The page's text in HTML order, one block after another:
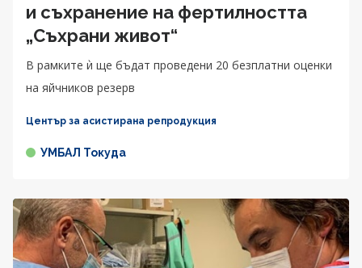
и съхранение на фертилността
„Съхрани живот“
В рамките ѝ ще бъдат проведени 20 безплатни оценки
на яйчников резерв
Център за асистирана репродукция
УМБАЛ Токуда